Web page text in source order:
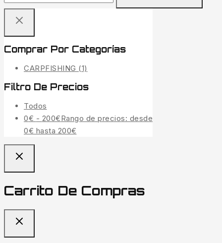
Comprar Por Categorías
CARPFISHING (1)
Filtro De Precios
Todos
0€ - 200€Rango de precios: desde
0€ hasta 200€
Carrito De Compras